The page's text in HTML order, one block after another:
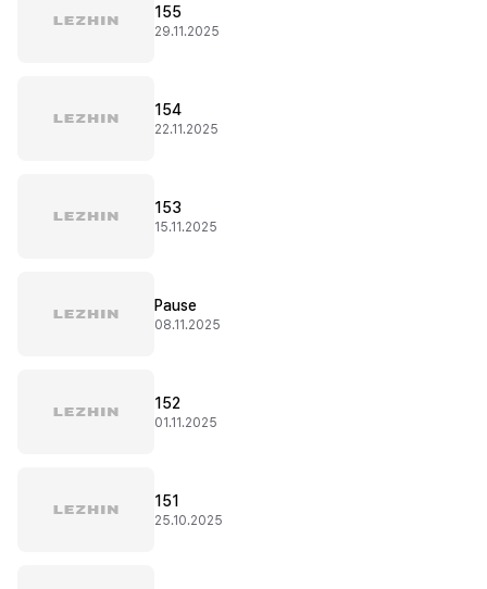
155
29.11.2025
154
22.11.2025
153
15.11.2025
Pause
08.11.2025
152
01.11.2025
151
25.10.2025